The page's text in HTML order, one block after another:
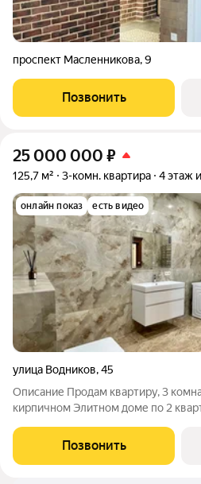
проспект Масленникова,9
Позвонить
25 000 000 ₽
125,7 м² 3-комн. квартира 4 этаж
онлайн показ есть видео
улица Водников,45
Описание Продам квартиру, 3
кирпичном Элитном доме по 2
и никто не проживал !В доме есть
собственник! Продаётся квартира на
Позвонить